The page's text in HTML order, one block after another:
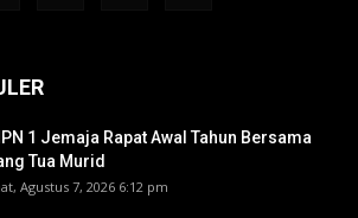
1 Jemaja Rapat Awal Tahun Bersama
Tua Murid
Agustus 7, 2026 6:12 pm